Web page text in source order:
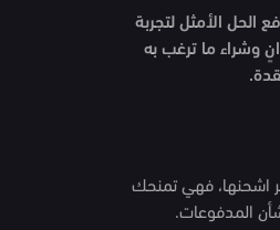
الحل الأمثل لتجربة
وشراء ما ترغب به
اشحنها، فهي تمنحك
المدفوعات.